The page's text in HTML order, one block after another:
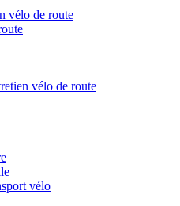
vélo de route
vélo de route
vélo